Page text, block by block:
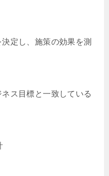
定し、施策の効果を測
ス目標と一致している